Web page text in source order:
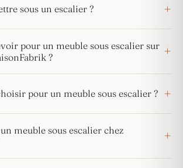
sous un escalier ?
pour un meuble sous escalier sur
?
pour un meuble sous escalier ?
meuble sous escalier chez